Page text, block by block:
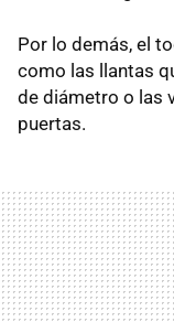
Por lo demás, el
como las llantas
de diámetro o las
puertas.